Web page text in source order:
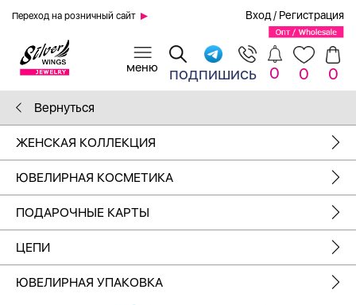
Переход на розничный сайт Вход / Регистрация
подпишись 0 0 0
Вернуться
ЖЕНСКАЯ КОЛЛЕКЦИЯ
ЮВЕЛИРНАЯ КОСМЕТИКА
ПОДАРОЧНЫЕ КАРТЫ
ЦЕПИ
ЮВЕЛИРНАЯ УПАКОВКА